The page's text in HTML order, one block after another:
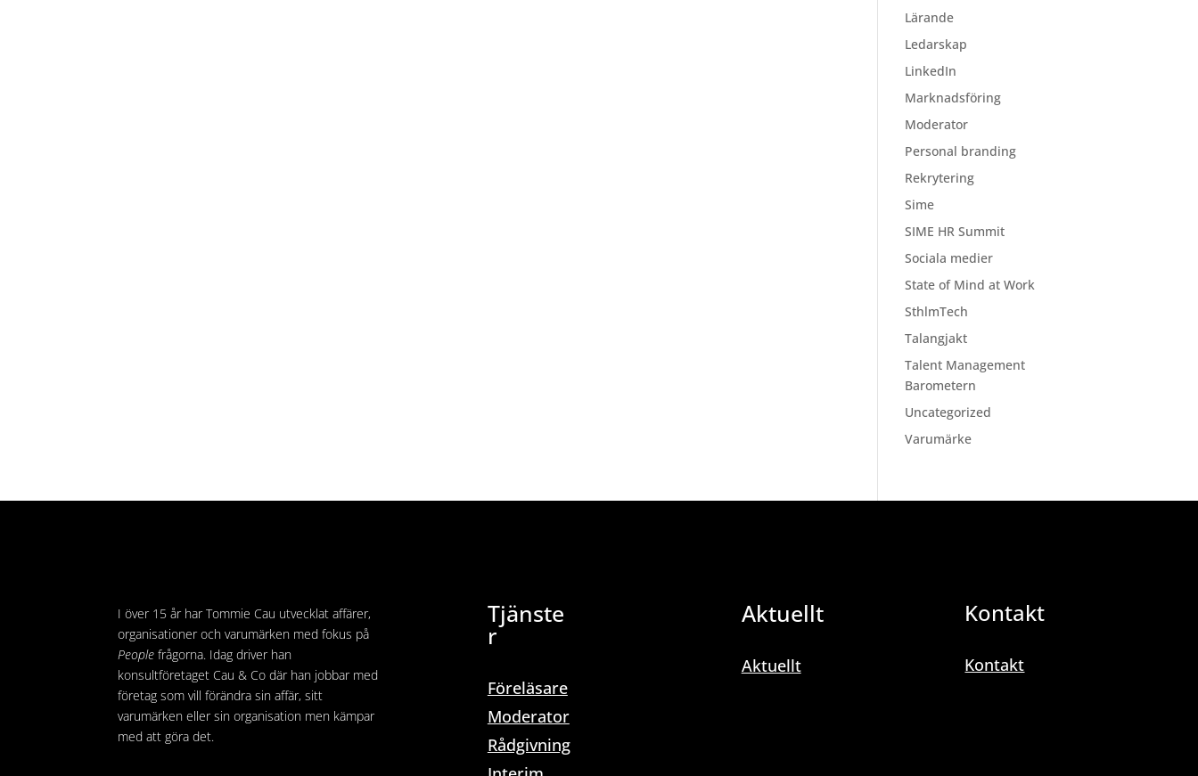
Lärande
Ledarskap
LinkedIn
Marknadsföring
Moderator
Personal branding
Rekrytering
Sime
SIME HR Summit
Sociala medier
State of Mind at Work
SthlmTech
Talangjakt
Talent Management
Barometern
Uncategorized
Varumärke
I över 15 år har Tommie Cau utvecklat affärer,
organisationer och varumärken med fokus på
People frågorna. Idag driver han
konsultföretaget Cau & Co där han jobbar med
företag som vill förändra sin affär, sitt
varumärken eller sin organisation men kämpar
med att göra det.
Tjänste
r
Föreläsare
Moderator
Rådgivning
Aktuellt
Aktuellt
Kontakt
Kontakt